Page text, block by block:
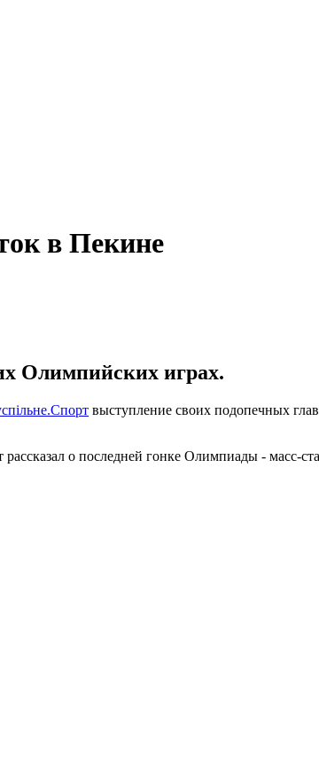
в Пекине
Олимпийских играх.
выступление своих подопечных
о последней гонке Олимпиады - масс-